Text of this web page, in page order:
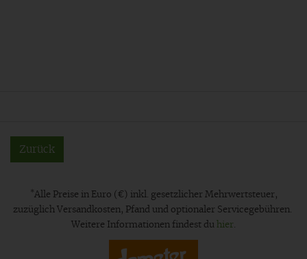
Zurück
*Alle Preise in Euro (€) inkl. gesetzlicher Mehrwertsteuer,
zuzüglich Versandkosten, Pfand und optionaler Servicegebühren.
Weitere Informationen findest du hier.